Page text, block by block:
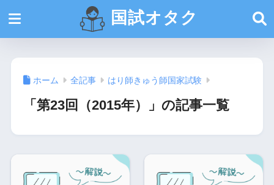
国試オタク
ホーム 全記事 はり師きゅう師国家試験
「第23回（2015年）」の記事一覧